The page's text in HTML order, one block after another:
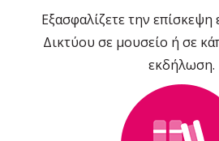
Εξασφαλίζετε την επίσκεψη
Δικτύου σε μουσείο ή σε
εκδήλωση.